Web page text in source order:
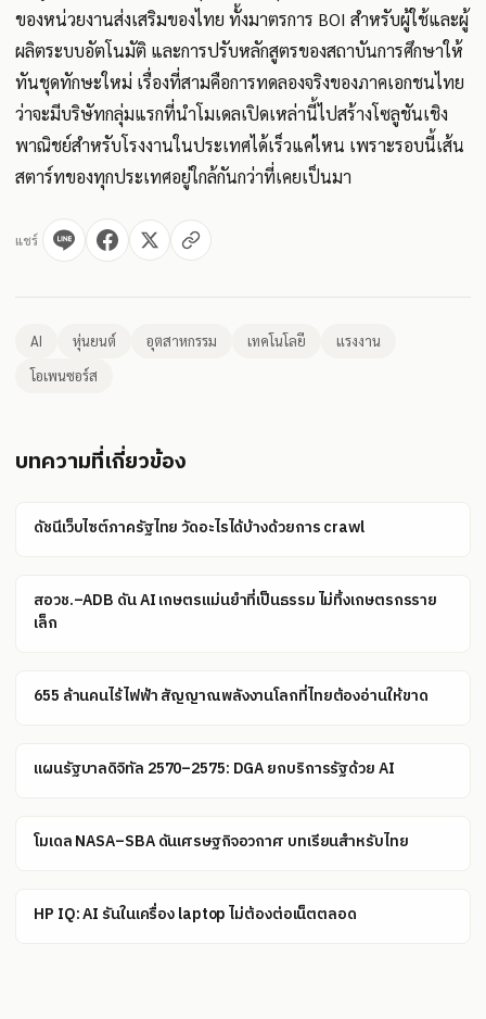
ของหน่วยงานส่งเสริมของไทย ทั้งมาตรการ BOI สำหรับผู้ใช้และผู้
ผลิตระบบอัตโนมัติ และการปรับหลักสูตรของสถาบันการศึกษาให้
ทันชุดทักษะใหม่ เรื่องที่สามคือการทดลองจริงของภาคเอกชนไทย
ว่าจะมีบริษัทกลุ่มแรกที่นำโมเดลเปิดเหล่านี้ไปสร้างโซลูชันเชิง
พาณิชย์สำหรับโรงงานในประเทศได้เร็วแค่ไหน เพราะรอบนี้เส้น
สตาร์ทของทุกประเทศอยู่ใกล้กันกว่าที่เคยเป็นมา
แชร์
AI หุ่นยนต์ อุตสาหกรรม เทคโนโลยี
แรงงาน
โอเพนซอร์ส
บทความที่เกี่ยวข้อง
ดัชนีเว็บไซต์ภาครัฐไทย วัดอะไรได้บ้างด้วยการ crawl
สอวช.–ADB ดัน AI เกษตรแม่นยำที่เป็นธรรม ไม่ทิ้งเกษตรกรราย
เล็ก
655 ล้านคนไร้ไฟฟ้า สัญญาณพลังงานโลกที่ไทยต้องอ่านให้ขาด
แผนรัฐบาลดิจิทัล 2570–2575: DGA ยกบริการรัฐด้วย AI
โมเดล NASA–SBA ดันเศรษฐกิจอวกาศ บทเรียนสำหรับไทย
HP IQ: AI รันในเครื่อง laptop ไม่ต้องต่อเน็ตตลอด